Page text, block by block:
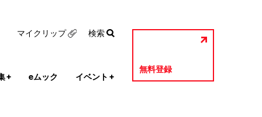
+ eムック イベント +
無料登録
マイクリップ 検索